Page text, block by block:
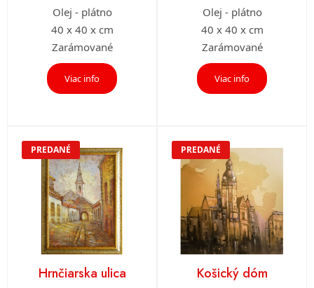
Olej - plátno
40 x 40 x cm
Zarámované
Viac info
Olej - plátno
40 x 40 x cm
Zarámované
Viac info
PREDANÉ
Hrnčiarska ulica
PREDANÉ
Košický dóm